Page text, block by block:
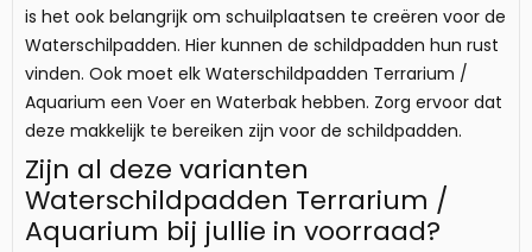
is het ook belangrijk om schuilplaatsen te creëren voor de
Waterschilpadden. Hier kunnen de schildpadden hun rust
vinden. Ook moet elk Waterschildpadden Terrarium /
Aquarium een Voer en Waterbak hebben. Zorg ervoor dat
deze makkelijk te bereiken zijn voor de schildpadden.
Zijn al deze varianten
Waterschildpadden Terrarium /
Aquarium bij jullie in voorraad?